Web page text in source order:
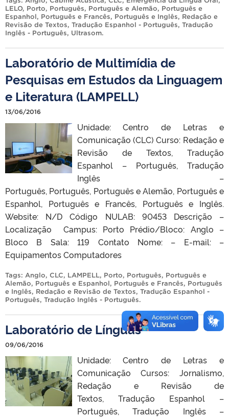
LELO, Porto, Português, Português e Alemão, Português e
Espanhol, Português e Francês, Português e Inglês, Redação e
Revisão de Textos, Tradução Espanhol - Português, Tradução
Inglês - Português, Ultrasom.
Laboratório de Multimídia de
Pesquisas em Estudos da Linguagem
e Literatura (LAMPELL)
13/06/2016
Unidade: Centro de Letras e
Comunicação (CLC) Curso: Redação e
Revisão de Textos, Tradução
Espanhol – Português, Tradução
Inglês –
Português, Português, Português e Alemão, Português e
Espanhol, Português e Francês, Português e Inglês.
Website: N/D Código NULAB: 90453 Descrição –
Localização Campus: Porto Prédio/Bloco: Anglo –
Bloco B Sala: 119 Contato Nome: – E-mail: –
Equipamentos Computadores
Tags: Anglo, CLC, LAMPELL, Porto, Português, Português e
Alemão, Português e Espanhol, Português e Francês, Português
e Inglês, Redação e Revisão de Textos, Tradução Espanhol -
Português, Tradução Inglês - Português.
Laboratório de Línguas
09/06/2016
Unidade: Centro de Letras e
Comunicação Cursos: Jornalismo,
Redação e Revisão de
Textos, Tradução Espanhol –
Português, Tradução Inglês –